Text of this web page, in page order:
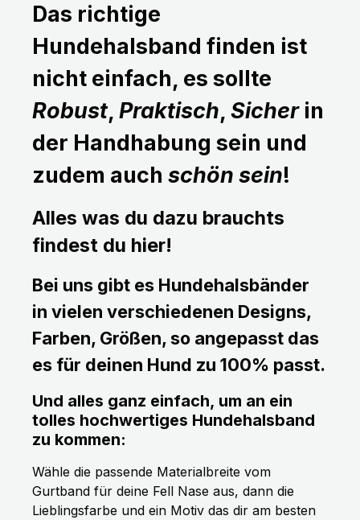
Das richtige
Hundehalsband finden ist
nicht einfach, es sollte
Robust, Praktisch, Sicherin
der Handhabung sein und
zudem auch schön sein!
Alles was du dazu brauchts
findest du hier!
Bei uns gibt es Hundehalsbänder
in vielen verschiedenen Designs,
Farben, Größen, so angepasst das
es für deinen Hund zu 100% passt.
Und alles ganz einfach, um an ein
tolles hochwertiges Hundehalsband
zu kommen:
Wähle die passende Materialbreite vom
Gurtband für deine Fell Nase aus, dann die
Lieblingsfarbe und ein Motiv das dir am besten